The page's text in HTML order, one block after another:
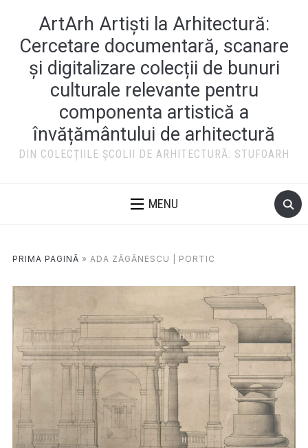
ArtArh Artiști la Arhitectură:
Cercetare documentară, scanare
și digitalizare colecții de bunuri
culturale relevante pentru
componenta artistică a
învățământului de arhitectură
DIN COLECȚIILE ȘCOLII DE ARHITECTURĂ: STUFOARH
MENU
PRIMA PAGINĂ » ADA ZĂGĂNESCU | PORTIC